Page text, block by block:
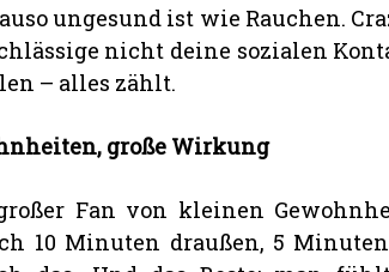
ungesund ist wie Rauchen.
nicht deine sozialen
– alles zählt.
große Wirkung
Fan von kleinen
10 Minuten draußen, 5